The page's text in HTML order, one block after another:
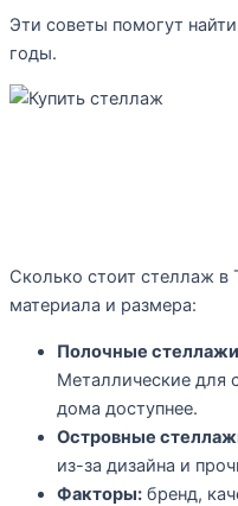
Эти советы помогут
годы.
Сколько стоит стеллаж в
материала и размера:
Полочные
Металлические для
дома доступнее.
Островные
из-за дизайна и
Факторы: бренд,